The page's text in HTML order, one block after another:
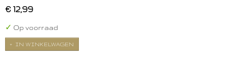
€ 12,99
✓ Op voorraad
IN WINKELWAGEN